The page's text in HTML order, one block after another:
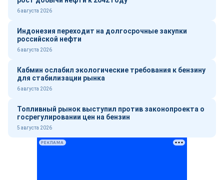
6 августа 2026
Индонезия переходит на долгосрочные закупки
российской нефти
6 августа 2026
Кабмин ослабил экологические требования к бензину
для стабилизации рынка
6 августа 2026
Топливный рынок выступил против законопроекта о
госрегулировании цен на бензин
5 августа 2026
РЕКЛАМА